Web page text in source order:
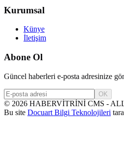
Kurumsal
Künye
İletişim
Abone Ol
Güncel haberleri e-posta adresinize
OK
© 2026 HABERVİTRİNİ CMS -
Bu site Docuart Bilgi Teknolojileri